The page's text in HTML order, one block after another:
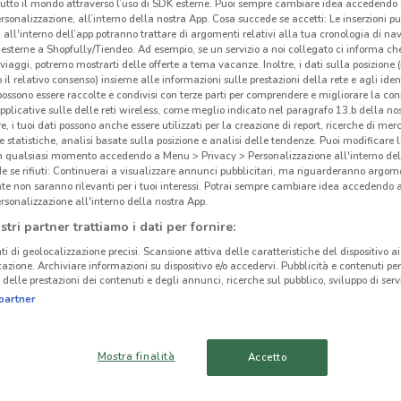
volantini nella tua zona. Riprova più tardi.
TORRE ANNUNZIATA POMPEI
il mondo attraverso l’uso di SDK esterne. Puoi sempre cambiare idea accedendo
all’interno della nostra App. Cosa succede se accetti: Le inserzioni
all'interno dell’app potranno trattare di argomenti relativi alla tua cronologia di
a Shopfully/Tiendeo. Ad esempio, se un servizio a noi collegato ci informa
potremo mostrarti delle offerte a tema vacanze. Inoltre, i dati sulla posizione
il relativo consenso) insieme alle informazioni sulle prestazioni della rete e agli
essere raccolte e condivisi con terze parti per comprendere e migliorare la
sulle delle reti wireless, come meglio indicato nel paragrafo 13.b della
i tuoi dati possono anche essere utilizzati per la creazione di report, ricerche di
statistiche, analisi basate sulla posizione e analisi delle tendenze. Puoi modificare
qualsiasi momento accedendo a Menu > Privacy > Personalizzazione all'interno
se rifiuti: Continuerai a visualizzare annunci pubblicitari, ma riguarderanno
non saranno rilevanti per i tuoi interessi. Potrai sempre cambiare idea accedendo
all'interno della nostra App.
partner trattiamo i dati per fornire:
di geolocalizzazione precisi. Scansione attiva delle caratteristiche del dispositivo
Archiviare informazioni su dispositivo e/o accedervi. Pubblicità e contenuti
prestazioni dei contenuti e degli annunci, ricerche sul pubblico, sviluppo di
Mostra finalità Accetto